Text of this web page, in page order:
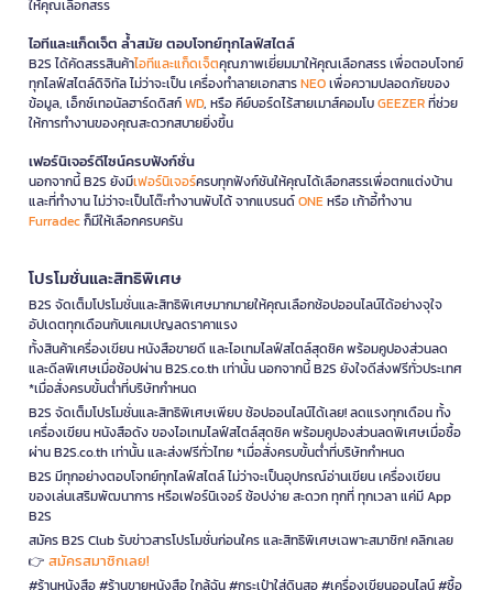
ให้คุณเลือกสรร
ไอทีและแก็ดเจ็ต ล้ำสมัย ตอบโจทย์ทุกไลฟ์สไตล์
B2S ได้คัดสรรสินค้าไอทีและแก็ดเจ็ตคุณภาพเยี่ยมมาให้คุณเลือกสรร เพื่อตอบโจทย์
ทุกไลฟ์สไตล์ดิจิทัล ไม่ว่าจะเป็น เครื่องทำลายเอกสารNEOเพื่อความปลอดภัยของ
ข้อมูล, เอ็กซ์เทอนัลฮาร์ดดิสก์WD, หรือ คีย์บอร์ดไร้สายเมาส์คอมโบGEEZERที่ช่วย
ให้การทำงานของคุณสะดวกสบายยิ่งขึ้น
เฟอร์นิเจอร์ดีไซน์ครบฟังก์ชั่น
นอกจากนี้ B2S ยังมีเฟอร์นิเจอร์ครบทุกฟังก์ชันให้คุณได้เลือกสรรเพื่อตกแต่งบ้าน
และที่ทำงาน ไม่ว่าจะเป็นโต๊ะทำงานพับได้ จากแบรนด์ONEหรือ เก้าอี้ทำงาน
Furradecก็มีให้เลือกครบครัน
โปรโมชั่นและสิทธิพิเศษ
B2S จัดเต็มโปรโมชั่นและสิทธิพิเศษมากมายให้คุณเลือกช้อปออนไลน์ได้อย่างจุใจ
อัปเดตทุกเดือนกับแคมเปญลดราคาแรง
ทั้งสินค้าเครื่องเขียน หนังสือขายดี และไอเทมไลฟ์สไตล์สุดชิค พร้อมคูปองส่วนลด
และดีลพิเศษเมื่อช้อปผ่าน B2S.co.th เท่านั้น นอกจากนี้ B2S ยังใจดีส่งฟรีทั่วประเทศ
*เมื่อสั่งครบขั้นต่ำที่บริษัทกำหนด
B2S จัดเต็มโปรโมชั่นและสิทธิพิเศษเพียบ ช้อปออนไลน์ได้เลย! ลดแรงทุกเดือน ทั้ง
เครื่องเขียน หนังสือดัง ของไอเทมไลฟ์สไตล์สุดชิค พร้อมคูปองส่วนลดพิเศษเมื่อซื้อ
ผ่าน B2S.co.th เท่านั้น และส่งฟรีทั่วไทย *เมื่อสั่งครบขั้นต่ำที่บริษัทกำหนด
B2S มีทุกอย่างตอบโจทย์ทุกไลฟ์สไตล์ ไม่ว่าจะเป็นอุปกรณ์อ่านเขียน เครื่องเขียน
ของเล่นเสริมพัฒนาการ หรือเฟอร์นิเจอร์ ช้อปง่าย สะดวก ทุกที่ ทุกเวลา แค่มี App
B2S
สมัคร B2S Club รับข่าวสารโปรโมชั่นก่อนใคร และสิทธิพิเศษเฉพาะสมาชิก! คลิกเลย
👉 สมัครสมาชิกเลย!
#ร้านหนังสือ #ร้านขายหนังสือ ใกล้ฉัน #กระเป๋าใส่ดินสอ #เครื่องเขียนออนไลน์ #ซื้อ